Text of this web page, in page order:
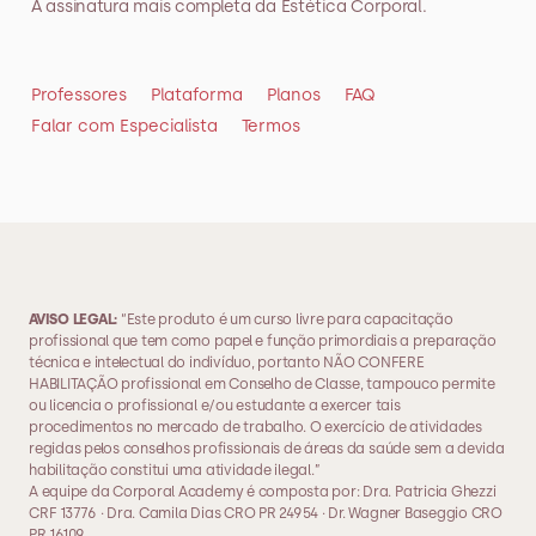
A assinatura mais completa da Estética Corporal.
Professores Plataforma Planos
FAQ
Falar com Especialista
Termos
AVISO LEGAL: “Este produto é um curso livre para capacitação
profissional que tem como papel e função primordiais a preparação
técnica e intelectual do indivíduo, portanto NÃO CONFERE
HABILITAÇÃO profissional em Conselho de Classe, tampouco permite
ou licencia o profissional e/ou estudante a exercer tais
procedimentos no mercado de trabalho. O exercício de atividades
regidas pelos conselhos profissionais de áreas da saúde sem a devida
habilitação constitui uma atividade ilegal.”
A equipe da Corporal Academy é composta por: Dra. Patricia Ghezzi
CRF 13776 · Dra. Camila Dias CRO PR 24954 · Dr. Wagner Baseggio CRO